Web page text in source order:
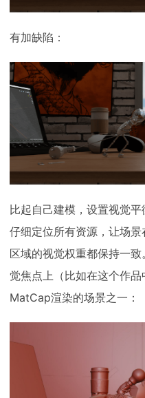
有加缺陷：
比起自己建模，设置视觉
仔细定位所有资源，让场
区域的视觉权重都保持一
觉焦点上（比如在这个作
MatCap渲染的场景之一：